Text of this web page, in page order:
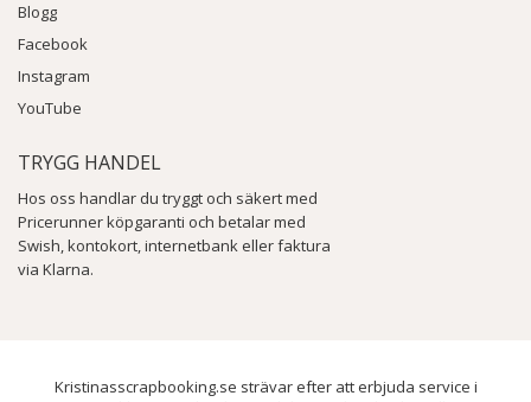
Blogg
Facebook
Instagram
YouTube
TRYGG HANDEL
Hos oss handlar du tryggt och säkert med
Pricerunner köpgaranti och betalar med
Swish, kontokort, internetbank eller faktura
via Klarna.
Kristinasscrapbooking.se strävar efter att erbjuda service i